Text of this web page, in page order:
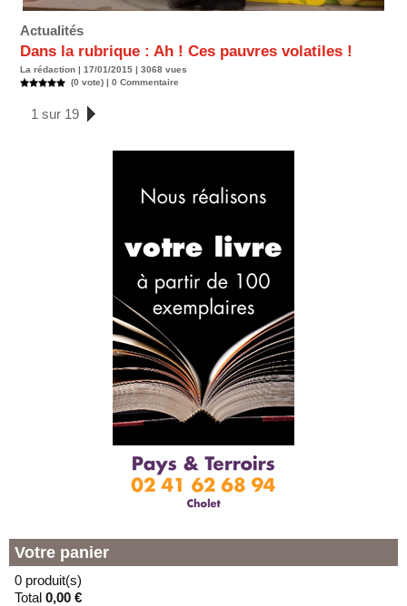
Actualités
Dans la rubrique : Ah ! Ces pauvres volatiles !
La rédaction | 17/01/2015 | 3068 vues
(0 vote) | 0 Commentaire
1 sur 19
Votre panier
0 produit(s)
Total 0,00 €